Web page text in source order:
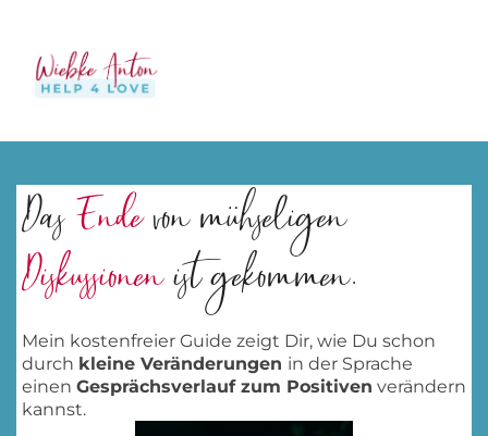
DasEndevon mühseligen
Diskussionenist gekommen.
Mein kostenfreier Guide zeigt Dir, wie Du schon
durch kleine Veränderungen in der Sprache
einen Gesprächsverlauf zum Positiven verändern
kannst.